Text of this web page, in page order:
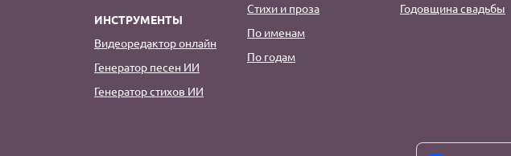
ИНСТРУМЕНТЫ
Видеоредактор онлайн
Генератор песен ИИ
Генератор стихов ИИ
Стихи и проза
По именам
По годам
Годовщина свадьбы